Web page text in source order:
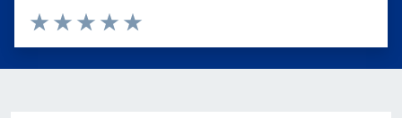
Valuta da 1 a 5 stelle la pagina
Valuta 5 stelle su 5
Valuta 4 stelle su 5
Valuta 3 stelle su 5
Valuta 2 stelle su 5
Valuta 1 stelle su 5